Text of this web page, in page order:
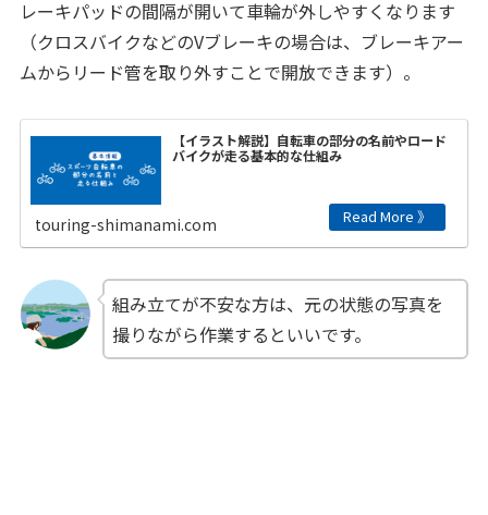
レーキパッドの間隔が開いて車輪が外しやすくなります
（クロスバイクなどのVブレーキの場合は、ブレーキアー
ムからリード管を取り外すことで開放できます）。
【イラスト解説】自転車の部分の名前やロード
バイクが走る基本的な仕組み
touring-shimanami.com
組み立てが不安な方は、元の状態の写真を
撮りながら作業するといいです。